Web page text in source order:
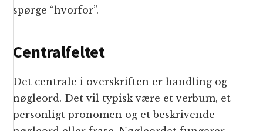
spørge “hvorfor”.
Centralfeltet
Det centrale i overskriften er handling og
nøgleord. Det vil typisk være et verbum, et
personligt pronomen og et beskrivende